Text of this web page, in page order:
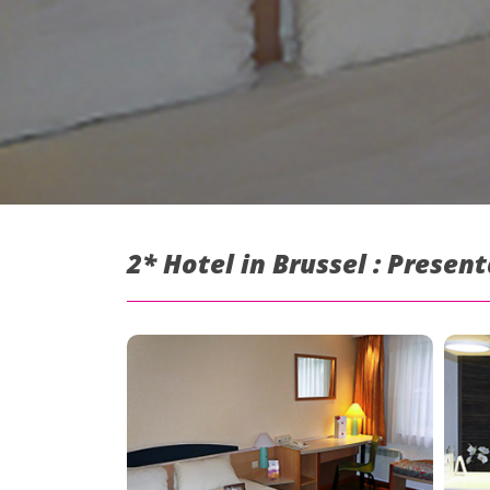
2* Hotel in Brussel :